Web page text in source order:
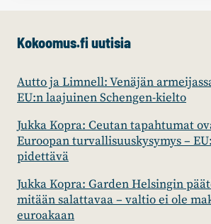
Kokoomus.fi uutisia
Autto ja Limnell: Venäjän
EU:n laajuinen Schengen-kielto
Jukka Kopra: Ceutan tapahtumat
Euroopan turvallisuuskysymys –
pidettävä
Jukka Kopra: Garden Helsingin
mitään salattavaa – valtio ei ole
euroakaan